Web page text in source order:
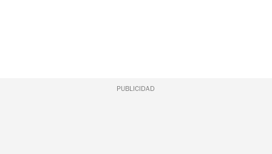
PUBLICIDAD